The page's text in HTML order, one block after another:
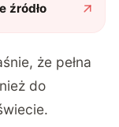
źródło
że pełna
do